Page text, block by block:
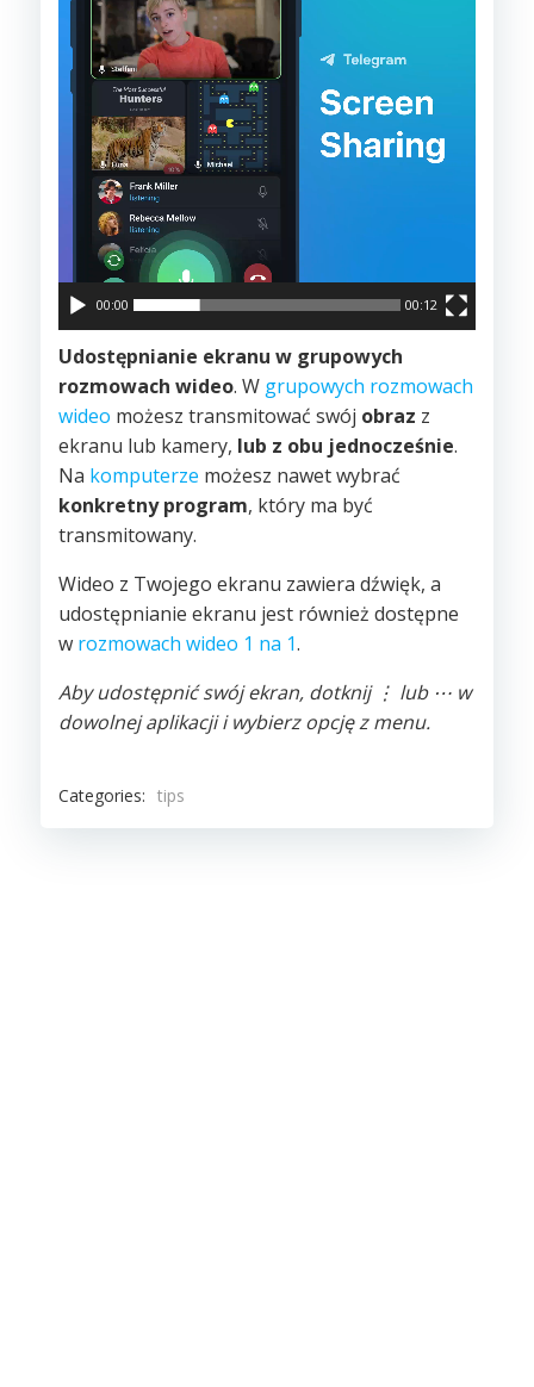
00:00 00:12
Udostępnianie ekranu w grupowych
rozmowach wideo. W grupowych rozmowach
wideo możesz transmitować swój obraz z
ekranu lub kamery, lub z obu jednocześnie.
Na komputerze możesz nawet wybrać
konkretny program, który ma być
transmitowany.
Wideo z Twojego ekranu zawiera dźwięk, a
udostępnianie ekranu jest również dostępne
w rozmowach wideo 1 na 1.
Aby udostępnić swój ekran, dotknij ⋮ lub ⋯ w
dowolnej aplikacji i wybierz opcję z menu.
Categories: tips